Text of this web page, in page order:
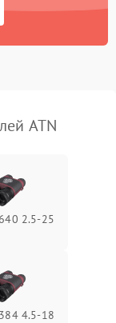
Подробнее →
ATN
2.5-25
4.5-18